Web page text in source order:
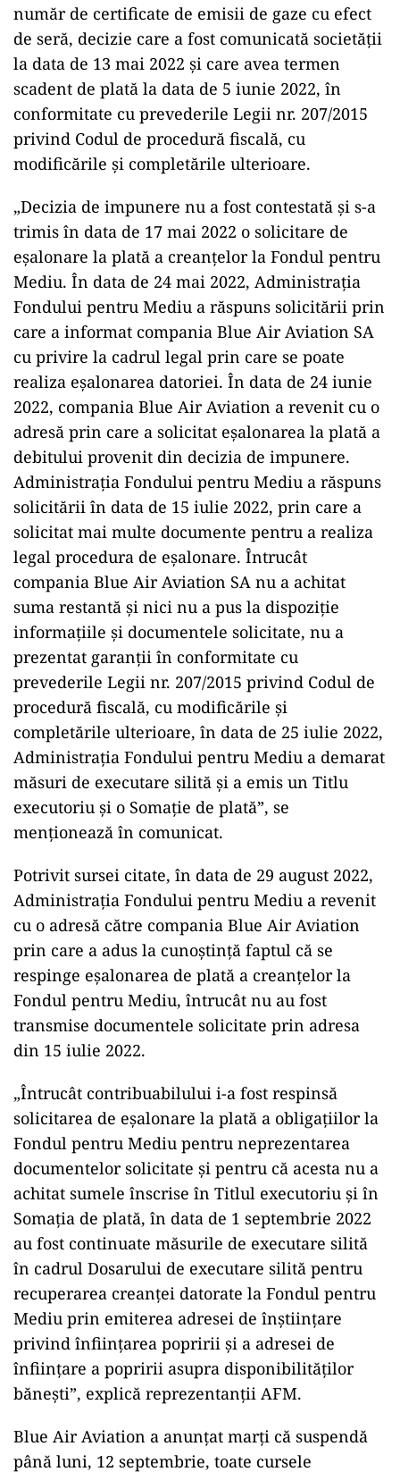
număr de certificate de emisii de gaze cu efect
de seră, decizie care a fost comunicată societăţii
la data de 13 mai 2022 şi care avea termen
scadent de plată la data de 5 iunie 2022, în
conformitate cu prevederile Legii nr. 207/2015
privind Codul de procedură fiscală, cu
modificările şi completările ulterioare.
„Decizia de impunere nu a fost contestată şi s-a
trimis în data de 17 mai 2022 o solicitare de
eşalonare la plată a creanţelor la Fondul pentru
Mediu. În data de 24 mai 2022, Administraţia
Fondului pentru Mediu a răspuns solicitării prin
care a informat compania Blue Air Aviation SA
cu privire la cadrul legal prin care se poate
realiza eşalonarea datoriei. În data de 24 iunie
2022, compania Blue Air Aviation a revenit cu o
adresă prin care a solicitat eşalonarea la plată a
debitului provenit din decizia de impunere.
Administraţia Fondului pentru Mediu a răspuns
solicitării în data de 15 iulie 2022, prin care a
solicitat mai multe documente pentru a realiza
legal procedura de eşalonare. Întrucât
compania Blue Air Aviation SA nu a achitat
suma restantă şi nici nu a pus la dispoziţie
informaţiile şi documentele solicitate, nu a
prezentat garanţii în conformitate cu
prevederile Legii nr. 207/2015 privind Codul de
procedură fiscală, cu modificările şi
completările ulterioare, în data de 25 iulie 2022,
Administraţia Fondului pentru Mediu a demarat
măsuri de executare silită şi a emis un Titlu
executoriu şi o Somaţie de plată”, se
menţionează în comunicat.
Potrivit sursei citate, în data de 29 august 2022,
Administraţia Fondului pentru Mediu a revenit
cu o adresă către compania Blue Air Aviation
prin care a adus la cunoştinţă faptul că se
respinge eşalonarea de plată a creanţelor la
Fondul pentru Mediu, întrucât nu au fost
transmise documentele solicitate prin adresa
din 15 iulie 2022.
„Întrucât contribuabilului i-a fost respinsă
solicitarea de eşalonare la plată a obligaţiilor la
Fondul pentru Mediu pentru neprezentarea
documentelor solicitate şi pentru că acesta nu a
achitat sumele înscrise în Titlul executoriu şi în
Somaţia de plată, în data de 1 septembrie 2022
au fost continuate măsurile de executare silită
în cadrul Dosarului de executare silită pentru
recuperarea creanţei datorate la Fondul pentru
Mediu prin emiterea adresei de înştiinţare
privind înfiinţarea popririi şi a adresei de
înfiinţare a popririi asupra disponibilităţilor
băneşti”, explică reprezentanţii AFM.
Blue Air Aviation a anunţat marţi că suspendă
până luni, 12 septembrie, toate cursele